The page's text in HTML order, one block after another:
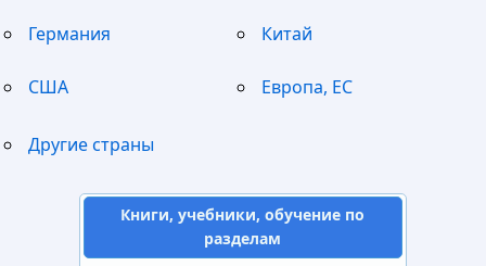
Германия Китай
США Европа, ЕС
Другие страны
Книги, учебники, обучение по
разделам